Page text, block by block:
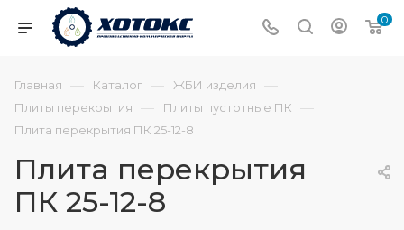
0
Главная — Каталог — ЖБИ изделия —
Плиты перекрытия — Плиты пустотные ПК —
Плита перекрытия ПК 25-12-8
Плита перекрытия
ПК 25-12-8